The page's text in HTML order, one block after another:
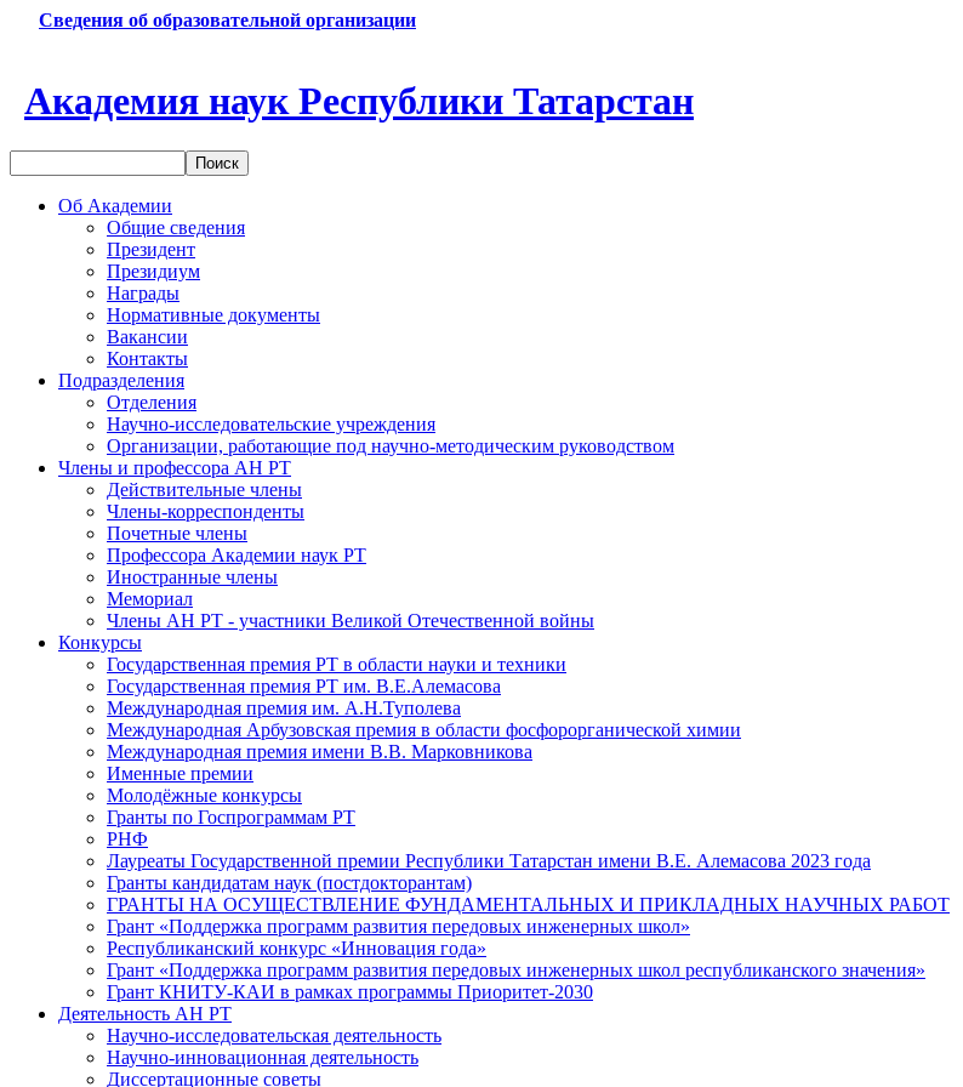
Сведения об образовательной организации
Академия наук Республики Татарстан
Об Академии
Общие сведения
Президент
Президиум
Награды
Нормативные документы
Вакансии
Контакты
Подразделения
Отделения
Научно-исследовательские учреждения
Организации, работающие под научно-методическим руководством
Члены и профессора АН РТ
Действительные члены
Члены-корреспонденты
Почетные члены
Профессора Академии наук РТ
Иностранные члены
Мемориал
Члены АН РТ - участники Великой Отечественной войны
Конкурсы
Государственная премия РТ в области науки и техники
Государственная премия РТ им. В.Е.Алемасова
Международная премия им. А.Н.Туполева
Международная Арбузовская премия в области фосфорорганической химии
Международная премия имени В.В. Марковникова
Именные премии
Молодёжные конкурсы
Гранты по Госпрограммам РТ
РНФ
Лауреаты Государственной премии Республики Татарстан имени В.Е. Алемасова 2023 года
Гранты кандидатам наук (постдокторантам)
ГРАНТЫ НА ОСУЩЕСТВЛЕНИЕ ФУНДАМЕНТАЛЬНЫХ И ПРИКЛАДНЫХ НАУЧНЫХ РАБОТ
Грант «Поддержка программ развития передовых инженерных школ»
Республиканский конкурс «Инновация года»
Грант «Поддержка программ развития передовых инженерных школ республиканского значения»
Грант КНИТУ-КАИ в рамках программы Приоритет-2030
Деятельность АН РТ
Научно-исследовательская деятельность
Научно-инновационная деятельность
Диссертационные советы